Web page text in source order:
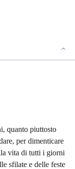
quanto piuttosto
per dimenticare
vita di tutti i giorni
sfilate e delle feste